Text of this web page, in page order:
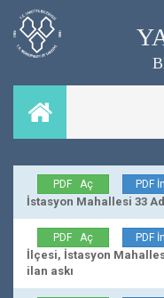
PDF Aç PDF
İstasyon Mahallesi 33
PDF Aç PDF
İlçesi, İstasyon
ilan askı